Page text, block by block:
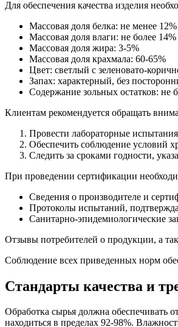
Для обеспечения качества изделия
Массовая доля белка: не менее 12%
Массовая доля влаги: не более 14%
Массовая доля жира: 3-5%
Массовая доля крахмала: 60-65%
Цвет: светлый с зеленовато-
Запах: характерный, без
Содержание зольных остатков: не
Клиентам рекомендуется обращать
Провести лабораторные
Обеспечить соблюдение условий
Следить за сроками годности,
При проведении сертификации
Сведения о производителе и
Протоколы испытаний,
Санитарно-эпидемиологические
Отзывы потребителей о продукции, а
Соблюдение всех приведенных норм
Стандарты качества и
Обработка сырья должна обеспечивать
находиться в пределах 92-98%.